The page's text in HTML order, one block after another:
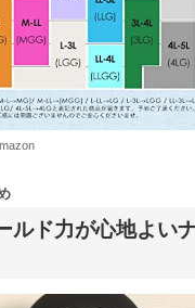
ルド力が心地よい